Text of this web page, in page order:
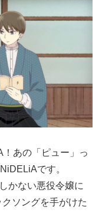
あの「ピュー」っ
です。
かない悪役令嬢に
ソングを手がけた